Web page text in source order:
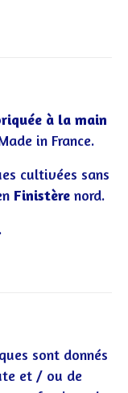
à la main
in France.
cultivées sans
Finistèrenord.
sont donnés
et / ou de